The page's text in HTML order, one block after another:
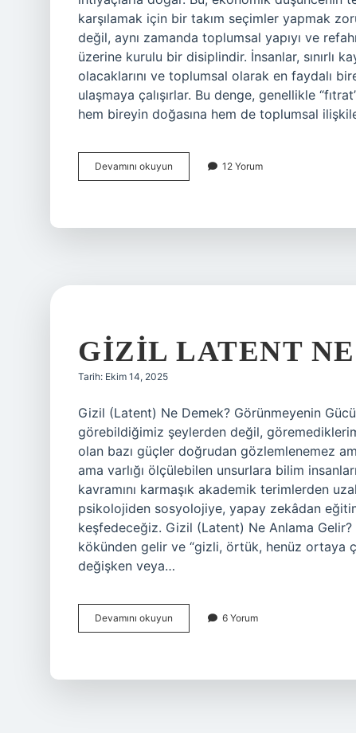
karşılamak için bir takım seçimler yapmak
değil, aynı zamanda toplumsal yapıyı ve
üzerine kurulu bir disiplindir. İnsanlar, sınırlı
olacaklarını ve toplumsal olarak en faydalı
ulaşmaya çalışırlar. Bu denge, genellikle
hem bireyin doğasına hem de toplumsal
Devamını okuyun
nedir
12 Yorum
GIZIL LATENT
Tarih: Ekim 14, 2025
Gizil (Latent) Ne Demek? Görünmeyenin
görebildiğimiz şeylerden değil,
olan bazı güçler doğrudan gözlemlenemez
ama varlığı ölçülebilen unsurlara bilim
kavramını karmaşık akademik terimlerden
psikolojiden sosyolojiye, yapay zekâdan
keşfedeceğiz. Gizil (Latent) Ne Anlama
kökünden gelir ve “gizli, örtük, henüz ortaya
değişken veya…
Devamını okuyun
latent
6 Yorum